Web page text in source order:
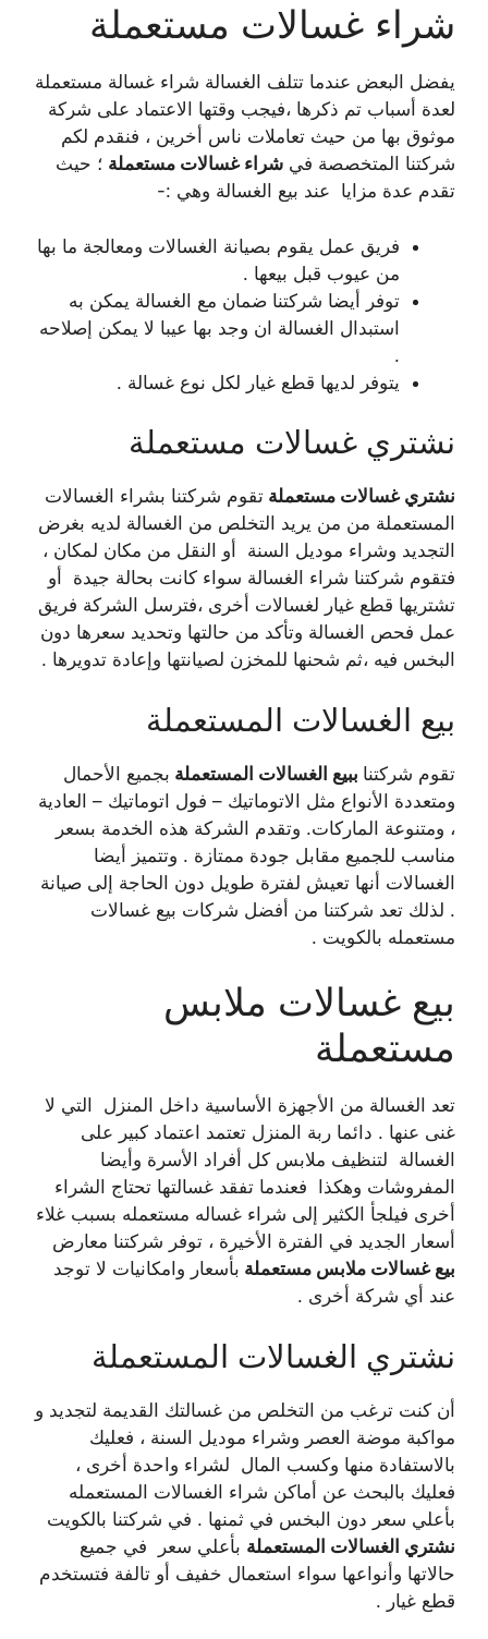
شراء غسالات مستعملة
يفضل البعض عندما تتلف الغسالة شراء غسالة مستعملة
لعدة أسباب تم ذكرها ،فيجب وقتها الاعتماد على شركة
موثوق بها من حيث تعاملات ناس أخرين ، فنقدم لكم
شركتنا المتخصصة في شراء غسالات مستعملة ؛ حيث
تقدم عدة مزايا عند بيع الغسالة وهي :-
فريق عمل يقوم بصيانة الغسالات ومعالجة ما بها
من عيوب قبل بيعها .
توفر أيضا شركتنا ضمان مع الغسالة يمكن به
استبدال الغسالة ان وجد بها عيبا لا يمكن إصلاحه
.
يتوفر لديها قطع غيار لكل نوع غسالة .
نشتري غسالات مستعملة
نشتري غسالات مستعملة تقوم شركتنا بشراء الغسالات
المستعملة من من يريد التخلص من الغسالة لديه بغرض
التجديد وشراء موديل السنة أو النقل من مكان لمكان ،
فتقوم شركتنا شراء الغسالة سواء كانت بحالة جيدة أو
تشتريها قطع غيار لغسالات أخرى ،فترسل الشركة فريق
عمل فحص الغسالة وتأكد من حالتها وتحديد سعرها دون
البخس فيه ،ثم شحنها للمخزن لصيانتها وإعادة تدويرها .
بيع الغسالات المستعملة
تقوم شركتنا ببيع الغسالات المستعملة بجميع الأحمال
ومتعددة الأنواع مثل الاتوماتيك – فول اتوماتيك – العادية
، ومتنوعة الماركات. وتقدم الشركة هذه الخدمة بسعر
مناسب للجميع مقابل جودة ممتازة . وتتميز أيضا
الغسالات أنها تعيش لفترة طويل دون الحاجة إلى صيانة
. لذلك تعد شركتنا من أفضل شركات بيع غسالات
مستعمله بالكويت .
بيع غسالات ملابس
مستعملة
تعد الغسالة من الأجهزة الأساسية داخل المنزل التي لا
غنى عنها . دائما ربة المنزل تعتمد اعتماد كبير على
الغسالة لتنظيف ملابس كل أفراد الأسرة وأيضا
المفروشات وهكذا فعندما تفقد غسالتها تحتاج الشراء
أخرى فيلجأ الكثير إلى شراء غساله مستعمله بسبب غلاء
أسعار الجديد في الفترة الأخيرة ، توفر شركتنا معارض
بيع غسالات ملابس مستعملة بأسعار وامكانيات لا توجد
عند أي شركة أخرى .
نشتري الغسالات المستعملة
أن كنت ترغب من التخلص من غسالتك القديمة لتجديد و
مواكبة موضة العصر وشراء موديل السنة ، فعليك
بالاستفادة منها وكسب المال لشراء واحدة أخرى ،
فعليك بالبحث عن أماكن شراء الغسالات المستعمله
بأعلي سعر دون البخس في ثمنها . في شركتنا بالكويت
نشتري الغسالات المستعملة بأعلي سعر في جميع
حالاتها وأنواعها سواء استعمال خفيف أو تالفة فتستخدم
قطع غيار .